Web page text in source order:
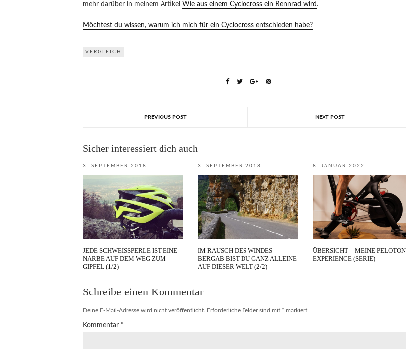
mehr darüber in meinem Artikel Wie aus einem Cyclocross ein Rennrad wird .
Möchtest du wissen, warum ich mich für ein Cyclocross entschieden habe?
VERGLEICH
PREVIOUS POST NEXT POST
Sicher interessiert dich auch
3. SEPTEMBER 2018
JEDE SCHWEISSPERLE IST EINE N
ARBE AUF DEM WEG ZUM G
IPFEL (1/2)
3. SEPTEMBER 2018
IM RAUSCH DES WINDES –
BERGAB BIST DU GANZ ALLEINE
AUF DIESER WELT (2/2)
8. JANUAR 2022
ÜBERSICHT – MEINE PELOTON
EXPERIENCE (SERIE)
Schreibe einen Kommentar
Deine E-Mail-Adresse wird nicht veröffentlicht. Erforderliche Felder sind mit * markiert
Kommentar *